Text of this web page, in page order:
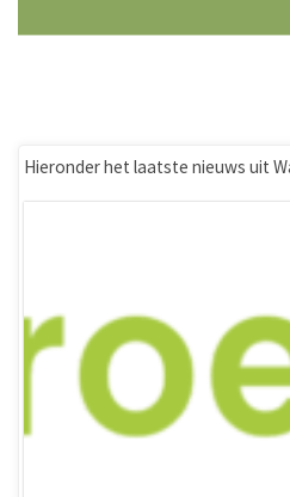
Hieronder het laatste nieuws uit